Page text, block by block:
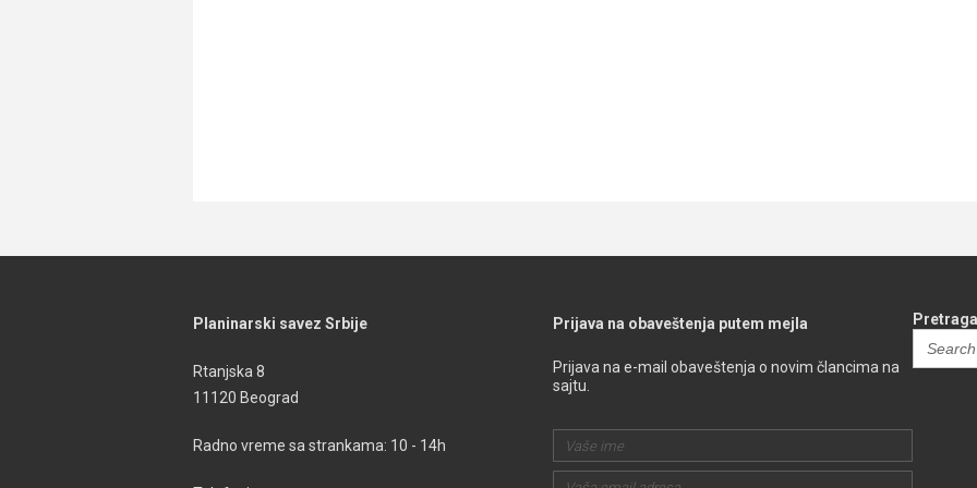
Planinarski savez Srbije
Rtanjska 8
11120 Beograd
Radno vreme sa strankama: 10 - 14h
Prijava na obaveštenja putem mejla
Prijava na e-mail obaveštenja o novim člancima na
sajtu.
Search
for: